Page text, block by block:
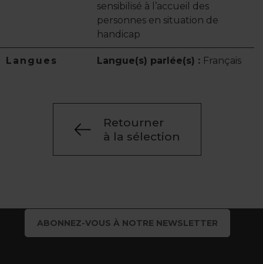
sensibilisé à l’accueil des
personnes en situation de
handicap
Langues Langue(s) parlée(s) : Français
Retourner
à la sélection
ABONNEZ-VOUS À NOTRE NEWSLETTER